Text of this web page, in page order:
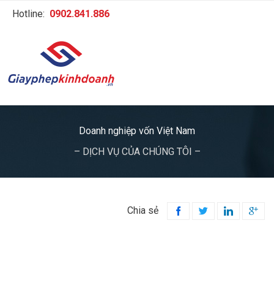
Hotline: 0902.841.886
Doanh nghiệp vốn Việt Nam
– DỊCH VỤ CỦA CHÚNG TÔI –
Chia sẻ    